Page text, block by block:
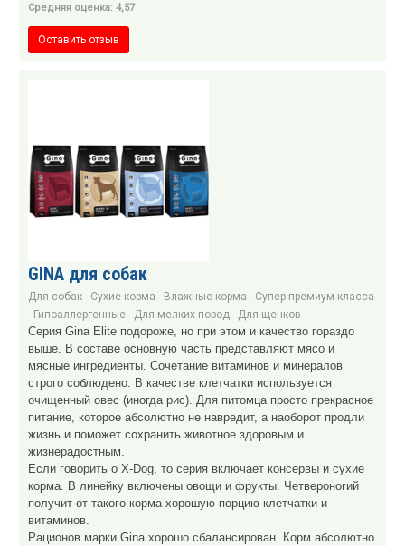
Средняя оценка: 4,57
Оставить отзыв
GINA для собак
Для собак Сухие корма Влажные корма
Супер премиум класса
Гипоаллергенные
Для мелких пород Для щенков
Серия Gina Elite подороже, но при этом и качество гораздо
выше. В составе основную часть представляют мясо и
мясные ингредиенты. Сочетание витаминов и минералов
строго соблюдено. В качестве клетчатки используется
очищенный овес (иногда рис). Для питомца просто прекрасное
питание, которое абсолютно не навредит, а наоборот продли
жизнь и поможет сохранить животное здоровым и
жизнерадостным.
Если говорить о X-Dog, то серия включает консервы и сухие
корма. В линейку включены овощи и фрукты. Четвероногий
получит от такого корма хорошую порцию клетчатки и
витаминов.
Рационов марки Gina хорошо сбалансирован. Корм абсолютно